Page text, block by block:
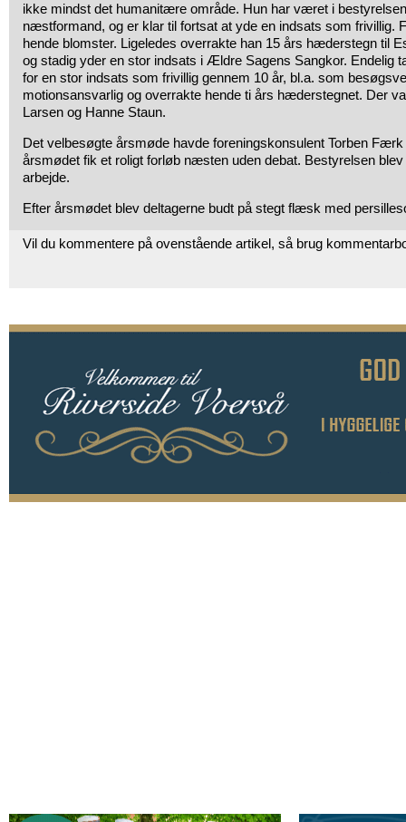
ikke mindst det humanitære område. Hun har været i
næstformand, og er klar til fortsat at yde en indsats som frivillig.
hende blomster. Ligeledes overrakte han 15 års hæderstegn til
og stadig yder en stor indsats i Ældre Sagens Sangkor. Endelig
for en stor indsats som frivillig gennem 10 år, bl.a. som
motionsansvarlig og overrakte hende ti års hæderstegnet. Der
Larsen og Hanne Staun.
Det velbesøgte årsmøde havde foreningskonsulent Torben
årsmødet fik et roligt forløb næsten uden debat. Bestyrelsen
arbejde.
Efter årsmødet blev deltagerne budt på stegt flæsk med
Vil du kommentere på ovenstående artikel, så brug